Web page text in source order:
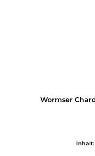
Wormser
Inhalt: